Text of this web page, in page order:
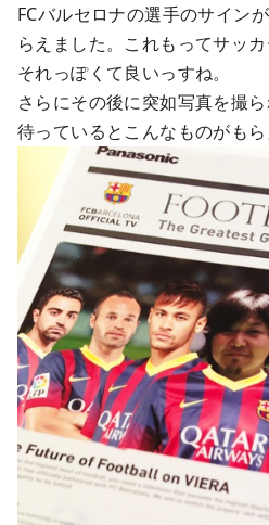
FCバルセロナの選手のサイン
らえました。これもってサッ
それっぽくて良いっすね。
さらにその後に突如写真を撮
待っているとこんなものがもら